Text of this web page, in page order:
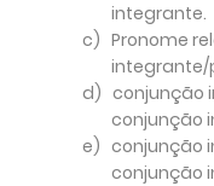
integrante.
c) Pronome
integrante/
d) conjunção
conjunção
e) conjunção
conjunção